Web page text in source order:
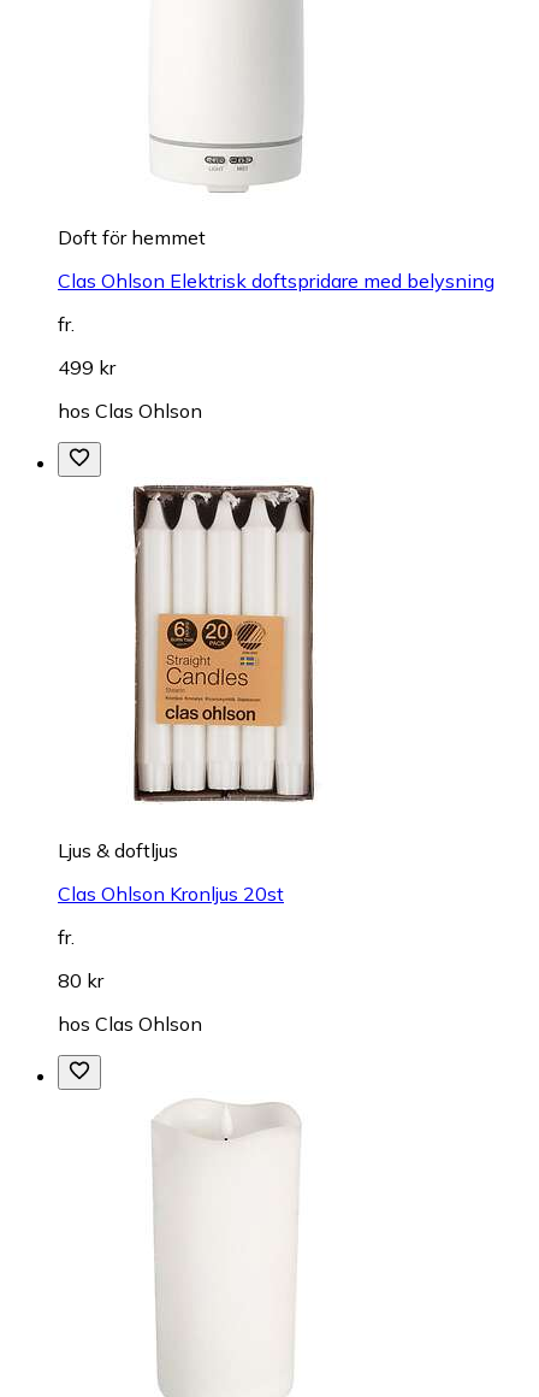
Doft för hemmet
Clas Ohlson Elektrisk doftspridare med belysning
fr.
499 kr
hos Clas Ohlson
Ljus & doftljus
Clas Ohlson Kronljus 20st
fr.
80 kr
hos Clas Ohlson